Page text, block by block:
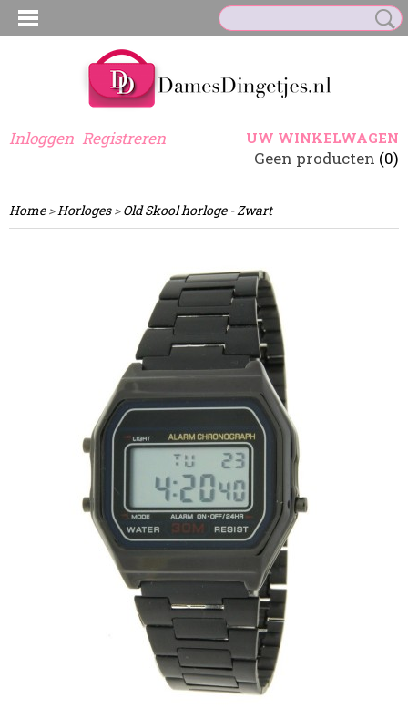
Inloggen Registreren UW WINKELWAGEN
Geen producten (0)
Home>Horloges>Old Skool horloge - Zwart